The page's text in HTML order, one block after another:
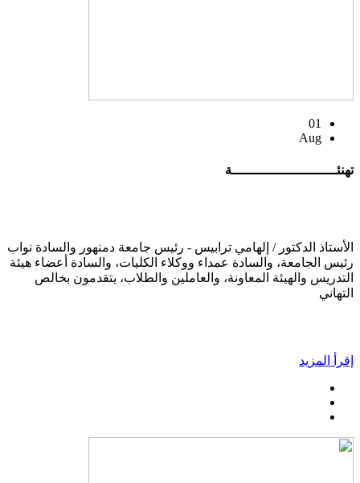
01
Aug
تهنئــــــــــــــــــــــــــة
الأستاذ الدكتور / إلهامي ترابيس - رئيس جامعة دمنهور والسادة نواب
رئيس الجامعة، والسادة عمداء ووكلاء الكليات، والسادة أعضاء هيئة
التدريس والهيئة المعاونة، والعاملين والطلاب، يتقدمون بخالص
التهاني
إقرأ المزيد